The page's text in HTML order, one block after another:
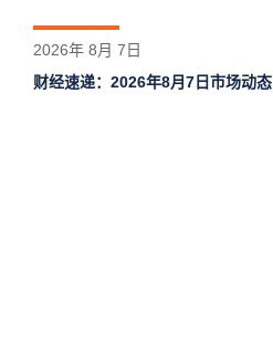
2026年 8月 7日
财经速递：2026年8月7日市场动态